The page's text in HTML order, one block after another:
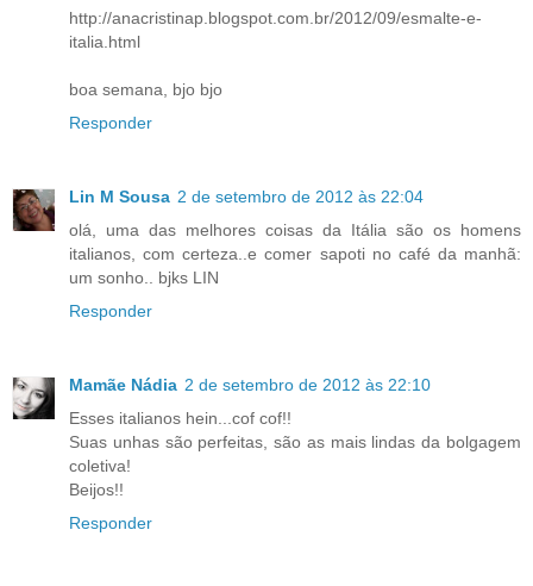
http://anacristinap.blogspot.com.br/2012/09/esmalte-e-
italia.html
boa semana, bjo bjo
Responder
Lin M Sousa 2 de setembro de 2012 às 22:04
olá, uma das melhores coisas da Itália são os homens
italianos, com certeza..e comer sapoti no café da manhã:
um sonho.. bjks LIN
Responder
Mamãe Nádia 2 de setembro de 2012 às 22:10
Esses italianos hein...cof cof!!
Suas unhas são perfeitas, são as mais lindas da bolgagem
coletiva!
Beijos!!
Responder